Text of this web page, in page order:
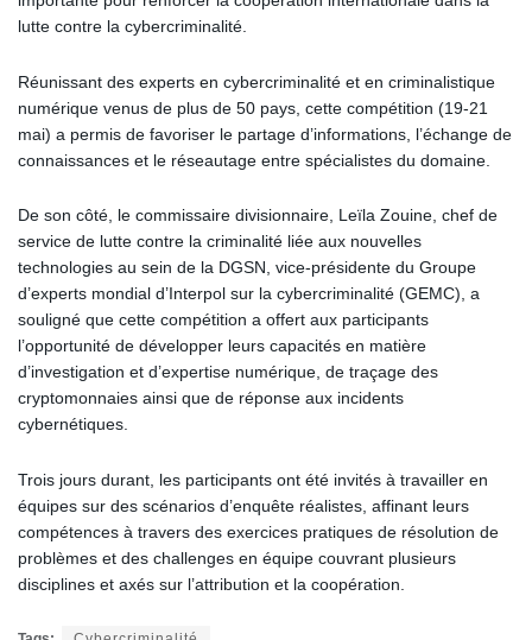
lutte contre la cybercriminalité.
Réunissant des experts en cybercriminalité et en criminalistique
numérique venus de plus de 50 pays, cette compétition (19-21
mai) a permis de favoriser le partage d’informations, l’échange de
connaissances et le réseautage entre spécialistes du domaine.
De son côté, le commissaire divisionnaire, Leïla Zouine, chef de
service de lutte contre la criminalité liée aux nouvelles
technologies au sein de la DGSN, vice-présidente du Groupe
d’experts mondial d’Interpol sur la cybercriminalité (GEMC), a
souligné que cette compétition a offert aux participants
l’opportunité de développer leurs capacités en matière
d’investigation et d’expertise numérique, de traçage des
cryptomonnaies ainsi que de réponse aux incidents
cybernétiques.
Trois jours durant, les participants ont été invités à travailler en
équipes sur des scénarios d’enquête réalistes, affinant leurs
compétences à travers des exercices pratiques de résolution de
problèmes et des challenges en équipe couvrant plusieurs
disciplines et axés sur l’attribution et la coopération.